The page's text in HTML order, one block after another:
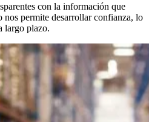
con la información que
nos permite desarrollar confianza, lo
largo plazo.